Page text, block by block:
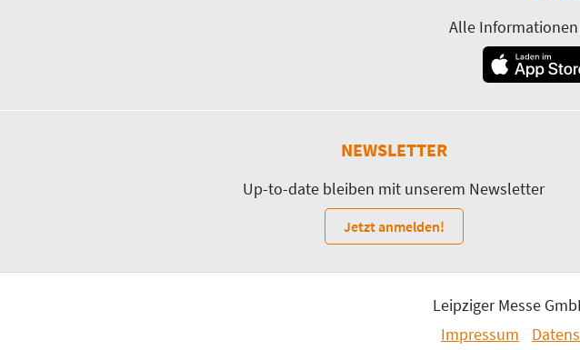
Alle Informationen
NEWSLETTER
Up-to-date bleiben mit unserem Newsletter
Jetzt anmelden!
Leipziger Messe
Impressum